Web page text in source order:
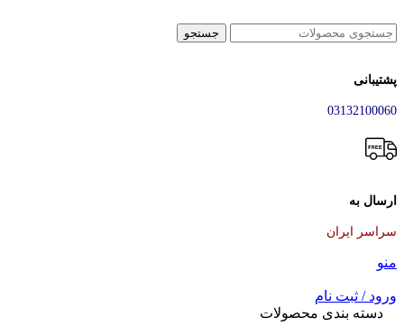
جستجو
پشتیبانی
03132100060
ارسال به
سراسر ایران
منو
ورود / ثبت نام
دسته بندی محصولات